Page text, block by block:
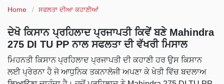
Home ਸਫਲਤਾ ਦੀਆ ਕਹਾਣੀਆਂ
ਦੇਖੋ ਕਿਸਾਨ ਪ੍ਰਹਿਲਾਦ ਪ੍ਰਜਾਪਤੀ ਕਿਵੇਂ ਬਣੇ Mahindra
275 DI TU PP ਨਾਲ ਸਫਲਤਾ ਦੀ ਵੱਖਰੀ ਮਿਸਾਲ
ਮਿਹਨਤੀ ਕਿਸਾਨ ਪ੍ਰਹਿਲਾਦ ਪ੍ਰਜਾਪਤੀ ਦੀ ਕਹਾਣੀ ਹਰ ਉਸ ਕਿਸਾਨ
ਲਈ ਪ੍ਰੇਰਨਾ ਹੈ ਜੋ ਆਧੁਨਿਕ ਤਕਨਾਲੋਜੀ ਅਪਣਾ ਕੇ ਖੇਤੀ ਵਿੱਚ ਬਦਲਾਅ